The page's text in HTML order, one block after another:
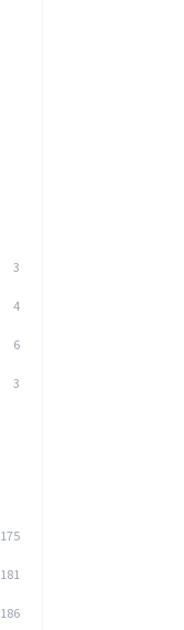
3
4
6
3
175
181
186